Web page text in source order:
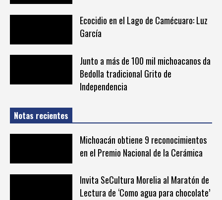
Ecocidio en el Lago de Camécuaro: Luz
García
Junto a más de 100 mil michoacanos da
Bedolla tradicional Grito de
Independencia
Notas recientes
Michoacán obtiene 9 reconocimientos
en el Premio Nacional de la Cerámica
Invita SeCultura Morelia al Maratón de
Lectura de ‘Como agua para chocolate’